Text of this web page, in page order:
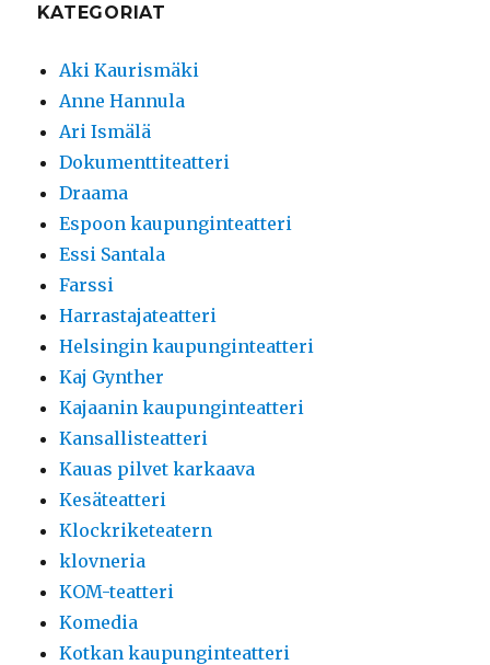
KATEGORIAT
Aki Kaurismäki
Anne Hannula
Ari Ismälä
Dokumenttiteatteri
Draama
Espoon kaupunginteatteri
Essi Santala
Farssi
Harrastajateatteri
Helsingin kaupunginteatteri
Kaj Gynther
Kajaanin kaupunginteatteri
Kansallisteatteri
Kauas pilvet karkaava
Kesäteatteri
Klockriketeatern
klovneria
KOM-teatteri
Komedia
Kotkan kaupunginteatteri